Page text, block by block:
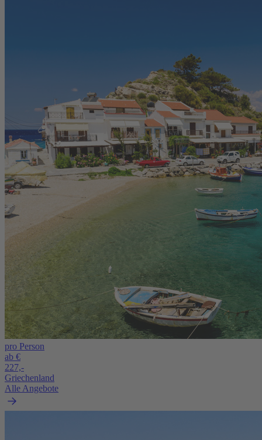
pro Person
ab €
227,-
Griechenland
Alle Angebote